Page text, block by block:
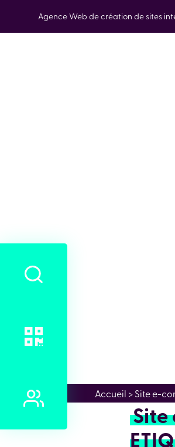
Agence Web de création de sites
Accueil > Site e-
Site